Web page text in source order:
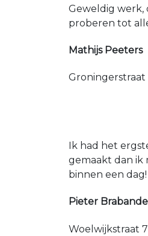
Geweldig werk,
proberen tot
Mathijs Peeters
Groningerstraat
Ik had het
gemaakt dan ik
binnen een
Pieter
Woelwijkstraat